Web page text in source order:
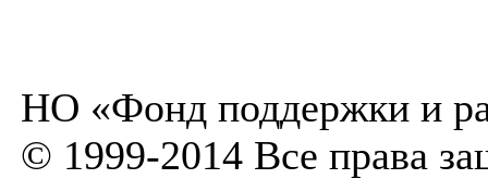
НО «Фонд поддержки и
© 1999-2014 Все права